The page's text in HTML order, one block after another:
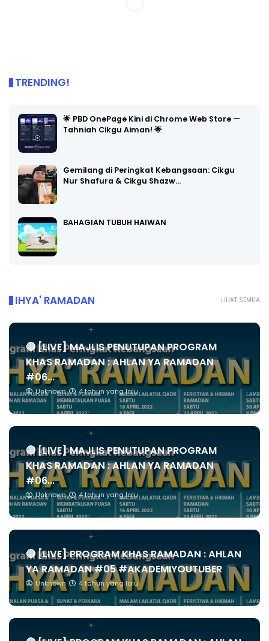
TRENDING!
🌟 PBD OnePage Kini di Chrome Web Store —
Tahniah Cikgu Aiman! 🌟
Gemilang di Peringkat Kebangsaan: Cikgu
Nur Shafura & Cikgu Shazw…
BAHAGIAN TUBUH HAIWAN
LIHAT SEMUA
IHYA' RAMADAN
🔴 [LIVE] MAJLIS PENUTUPAN PROGRAM
KHAS RAMADAN : AHLAN YA RAMADAN
#06...
Unknown 4 tahun yang lalu
🔴 [LIVE] MAJLIS PENUTUPAN PROGRAM
KHAS RAMADAN : AHLAN YA RAMADAN
#06...
Unknown 4 tahun yang lalu
🔴 [LIVE] PROGRAM KHAS RAMADAN : AHLAN
YA RAMADAN #05 #AKADEMIYOUTUBER
Unknown 4 tahun yang lalu